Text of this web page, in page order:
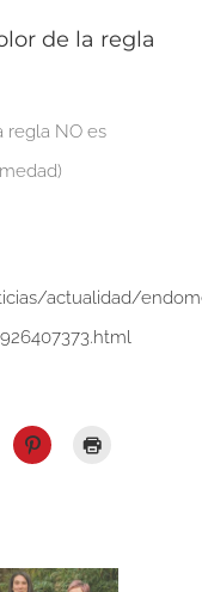
de la regla
regla NO es
actualidad/